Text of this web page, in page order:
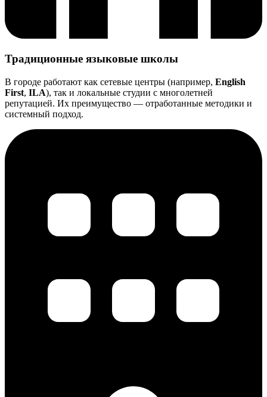
Традиционные языковые школы
В городе работают как сетевые центры (например, English
First, ILA), так и локальные студии с многолетней
репутацией. Их преимущество — отработанные методики и
системный подход.